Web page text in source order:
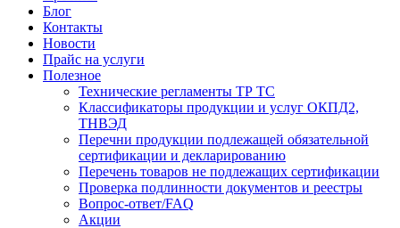
Блог
Контакты
Новости
Прайс на услуги
Полезное
Технические регламенты ТР ТС
Классификаторы продукции и услуг ОКПД2,
ТНВЭД
Перечни продукции подлежащей обязательной
сертификации и декларированию
Перечень товаров не подлежащих сертификации
Проверка подлинности документов и реестры
Вопрос-ответ/FAQ
Акции